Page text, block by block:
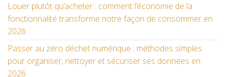
Louer plutôt qu’acheter : comment l’économie de la
fonctionnalité transforme notre façon de consommer en
2026
Passer au zéro déchet numérique : méthodes simples
pour organiser, nettoyer et sécuriser ses données en
2026